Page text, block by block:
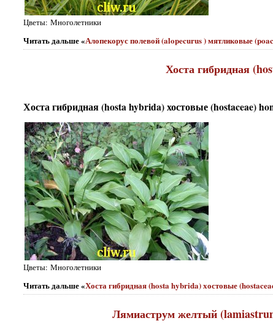
Цветы: Многолетники
Читать дальше «Алопекорус полевой (alopecurus ) мятликовые
Хоста гибридная
Хоста гибридная (hosta hybrida) хостовые (hostaceae)
Цветы: Многолетники
Читать дальше «Хоста гибридная (hosta hybrida) хостовые
Лямиаструм желтый